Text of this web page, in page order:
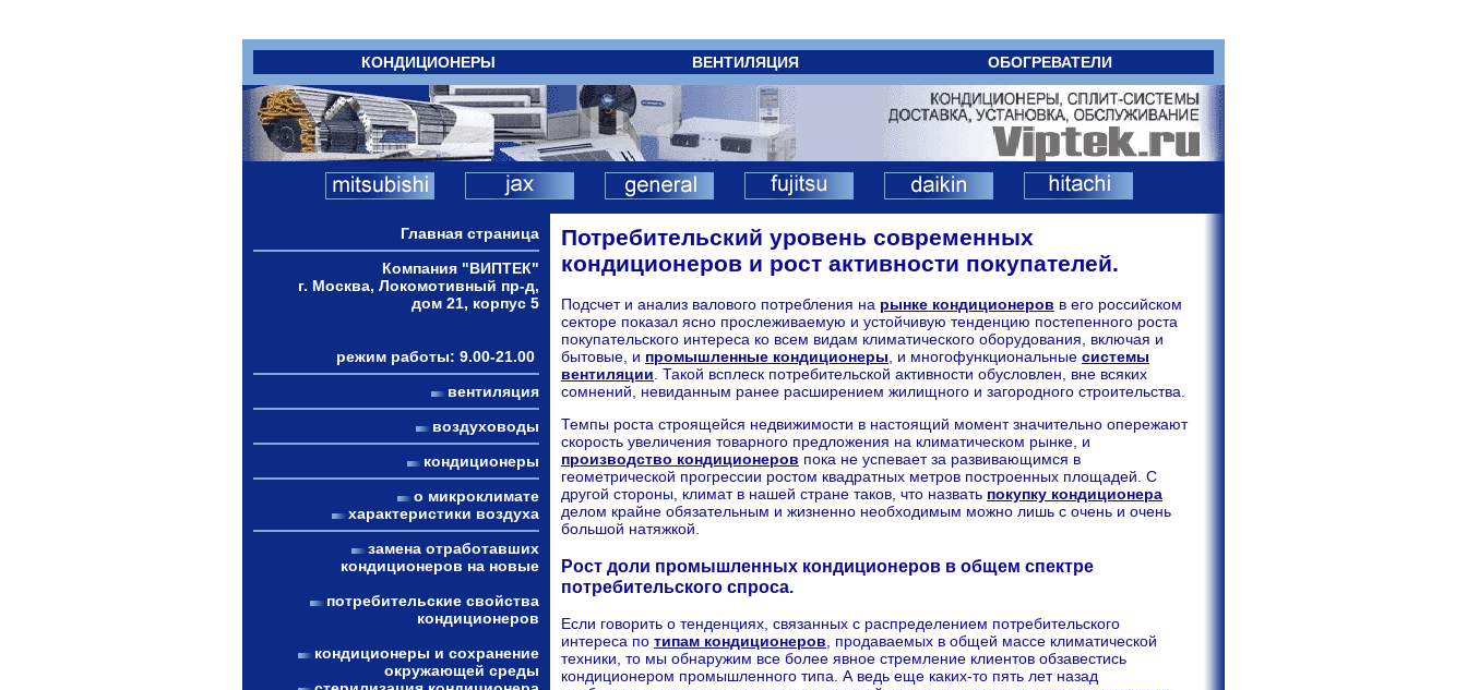
КОНДИЦИОНЕРЫ ВЕНТИЛЯЦИЯ ОБОГРЕВАТЕЛИ
Главная страница
Компания "ВИПТЕК"
г. Москва, Локомотивный пр-д,
дом 21, корпус 5
режим работы: 9.00-21.00
вентиляция
воздуховоды
кондиционеры
о микроклимате
характеристики воздуха
замена отработавших
кондиционеров на новые
потребительские свойства
кондиционеров
кондиционеры и сохранение
окружающей среды
Потребительский уровень современных
кондиционеров и рост активности покупателей.
Подсчет и анализ валового потребления на рынке кондиционеров в его российском
секторе показал ясно прослеживаемую и устойчивую тенденцию постепенного роста
покупательского интереса ко всем видам климатического оборудования, включая и
бытовые, и промышленные кондиционеры, и многофункциональные системы
вентиляции. Такой всплеск потребительской активности обусловлен, вне всяких
сомнений, невиданным ранее расширением жилищного и загородного строительства.
Темпы роста строящейся недвижимости в настоящий момент значительно опережают
скорость увеличения товарного предложения на климатическом рынке, и
производство кондиционеров пока не успевает за развивающимся в
геометрической прогрессии ростом квадратных метров построенных площадей. С
другой стороны, климат в нашей стране таков, что назвать покупку кондиционера
делом крайне обязательным и жизненно необходимым можно лишь с очень и очень
большой натяжкой.
Рост доли промышленных кондиционеров в общем спектре
потребительского спроса.
Если говорить о тенденциях, связанных с распределением потребительского
интереса по типам кондиционеров , продаваемых в общей массе климатической
техники, то мы обнаружим все более явное стремление клиентов обзавестись
кондиционером промышленного типа. А ведь еще каких-то пять лет назад